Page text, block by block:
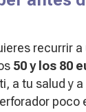
recurrir
50 y los 80
a tu salud y